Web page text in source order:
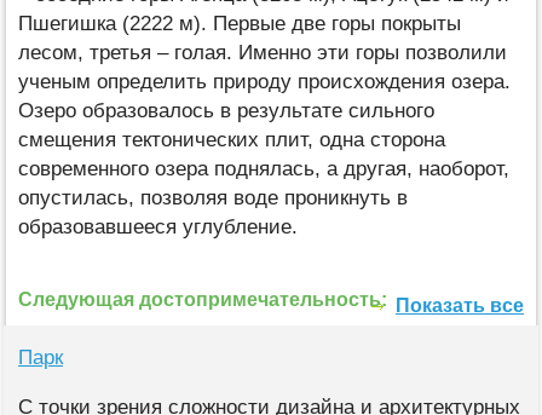
Пшегишка (2222 м). Первые две горы покрыты
лесом, третья – голая. Именно эти горы позволили
ученым определить природу происхождения озера.
Озеро образовалось в результате сильного
смещения тектонических плит, одна сторона
современного озера поднялась, а другая, наоборот,
опустилась, позволяя воде проникнуть в
образовавшееся углубление.
Следующая достопримечательность: Показать все
Парк
С точки зрения сложности дизайна и архитектурных